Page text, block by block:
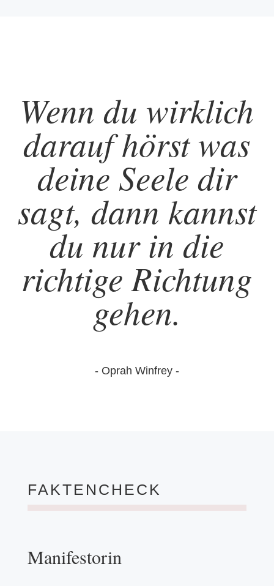
Wenn du wirklich
darauf hörst was
deine Seele dir
sagt, dann kannst
du nur in die
richtige Richtung
gehen.
- Oprah Winfrey -
FAKTENCHECK
Manifestorin